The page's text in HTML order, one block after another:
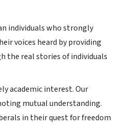
individuals who strongly
voices heard by providing
the real stories of individuals
academic interest. Our
mutual understanding.
in their quest for freedom